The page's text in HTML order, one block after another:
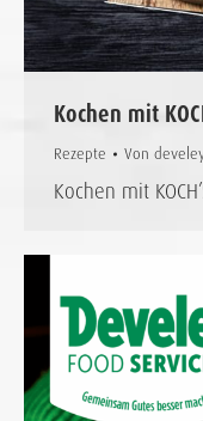
Kochen mit
Rezepte Von
Kochen mit